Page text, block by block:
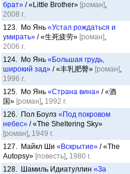
брат» / «Little Brother» [роман],
2008 г.
123. Мо Янь «Устал рождаться и
умирать» / «生死疲劳» [роман],
2006 г.
124. Мо Янь «Большая грудь,
широкий зад» / «丰乳肥臀» [роман],
1996 г.
125. Мо Янь «Страна вина» / «酒
国» [роман], 1992 г.
126. Пол Боулз «Под покровом
небес» / «The Sheltering Sky»
[роман], 1949 г.
127. Майкл Ши «Вскрытие» / «The
Autopsy» [повесть], 1980 г.
128. Шамиль Идиатуллин «За